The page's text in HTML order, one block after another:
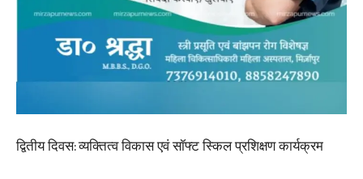
द्वितीय दिवस: व्यक्तित्व विकास एवं सॉफ्ट स्किल प्रशिक्षण कार्यक्रम